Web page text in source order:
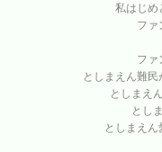
私はじめ
ファ
ファ
としまえん難
としまえ
とし
としまえ